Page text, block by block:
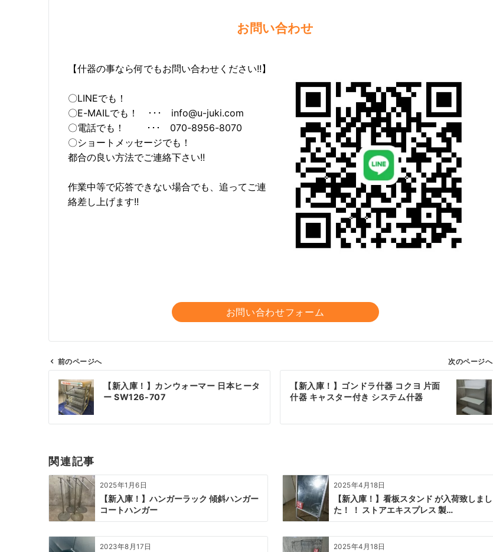
お問い合わせ
【什器の事なら何でもお問い合わせください!!】
〇LINEでも！
〇E-MAILでも！ ･･･ info@u-juki.com
〇電話でも！ ･･･ 070-8956-8070
〇ショートメッセージでも！
都合の良い方法でご連絡下さい!!
作業中等で応答できない場合でも、追ってご連
絡差し上げます!!
お問い合わせフォーム
ビ
シ
ョ
ン
前のページへ
【新入庫！】カンウォーマー 日本ヒータ
ー SW126-707
次のページへ
【新入庫！】ゴンドラ什器 コクヨ 片面
什器 キャスター付き システム什器
関連記事
2025年1月6日
【新入庫！】ハンガーラック 傾斜ハンガー
コートハンガー
2025年4月18日
【新入庫！】看板スタンド が入荷致しまし
た！ ！ ストアエキスプレス 製…
2023年8月17日 2025年4月18日